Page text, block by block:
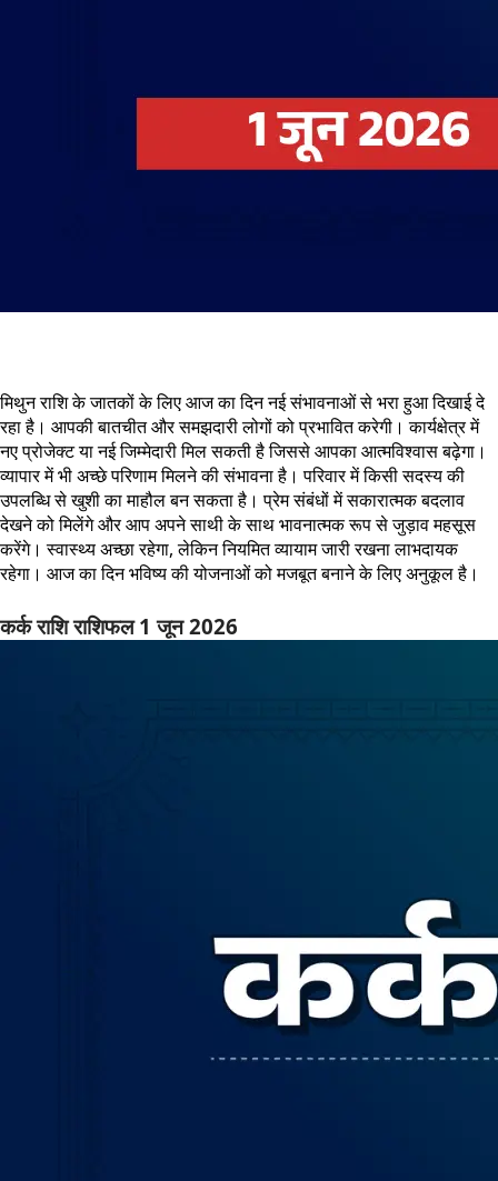
मिथुन राशि के जातकों के लिए आज का दिन नई संभावनाओं से भरा हुआ दिखाई दे
रहा है। आपकी बातचीत और समझदारी लोगों को प्रभावित करेगी। कार्यक्षेत्र में
नए प्रोजेक्ट या नई जिम्मेदारी मिल सकती है जिससे आपका आत्मविश्वास बढ़ेगा।
व्यापार में भी अच्छे परिणाम मिलने की संभावना है। परिवार में किसी सदस्य की
उपलब्धि से खुशी का माहौल बन सकता है। प्रेम संबंधों में सकारात्मक बदलाव
देखने को मिलेंगे और आप अपने साथी के साथ भावनात्मक रूप से जुड़ाव महसूस
करेंगे। स्वास्थ्य अच्छा रहेगा, लेकिन नियमित व्यायाम जारी रखना लाभदायक
रहेगा। आज का दिन भविष्य की योजनाओं को मजबूत बनाने के लिए अनुकूल है।
कर्क राशि राशिफल 1 जून 2026